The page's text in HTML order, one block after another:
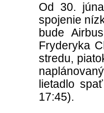
Od 30.
spojenie
bude
Fryderyka
stredu,
lietadlo
17:45).